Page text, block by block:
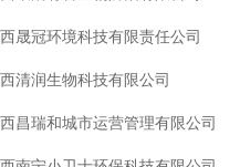
晟冠环境科技有限责任公司
清润生物科技有限公司
昌瑞和城市运营管理有限公司